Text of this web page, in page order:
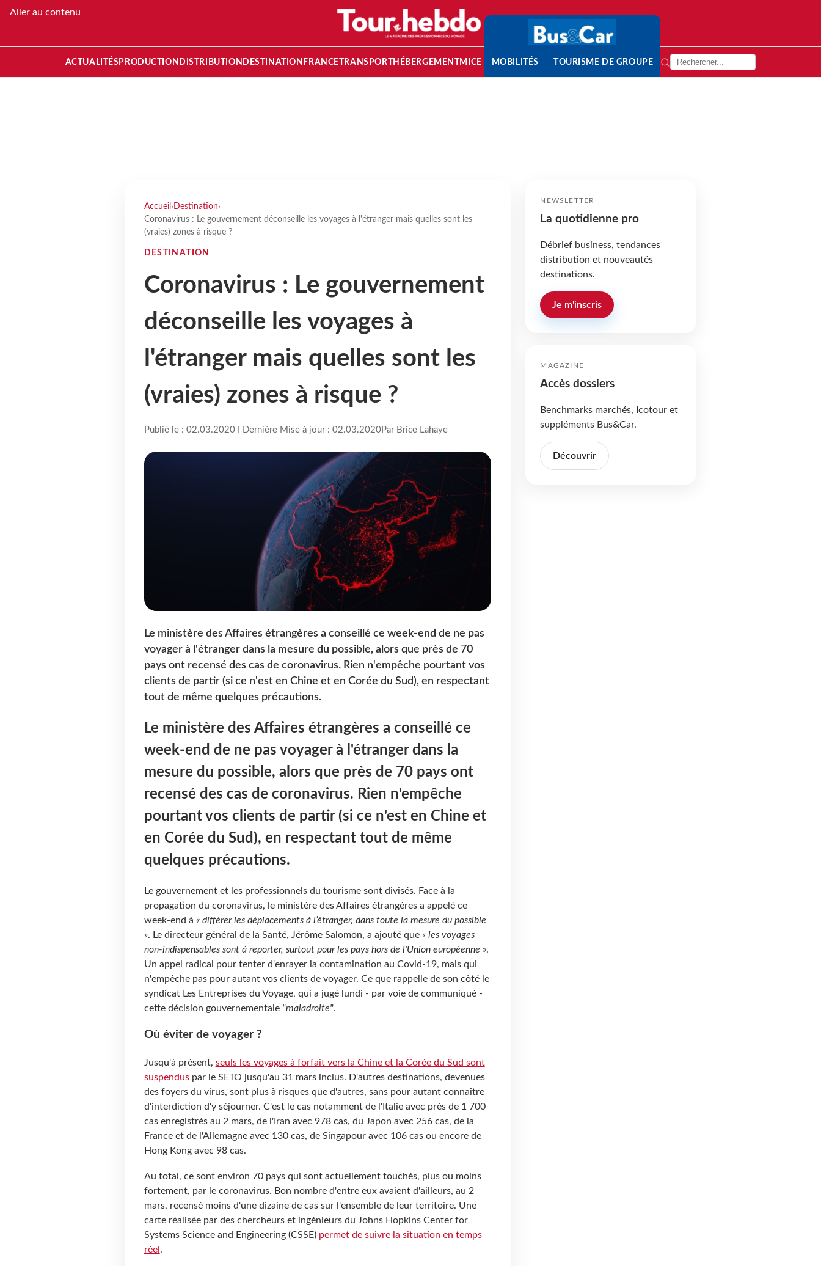
Aller au contenu
ACTUALITÉS PRODUCTION DISTRIBUTION DESTINATION FRANCETRANSPORT HÉBERGEMENTMICE MOBILITÉS TOURISME DE GROUPE
Accueil › Destination›
Coronavirus : Le gouvernement déconseille les voyages à l'étranger mais quelles sont les
(vraies) zones à risque ?
DESTINATION
Coronavirus : Le gouvernement
déconseille les voyages à
l'étranger mais quelles sont les
(vraies) zones à risque ?
Publié le : 02.03.2020 I Dernière Mise à jour : 02.03.2020Par Brice Lahaye
Le ministère des Affaires étrangères a conseillé ce week-end de ne pas
voyager à l'étranger dans la mesure du possible, alors que près de 70
pays ont recensé des cas de coronavirus. Rien n'empêche pourtant vos
clients de partir (si ce n'est en Chine et en Corée du Sud), en respectant
tout de même quelques précautions.
Le ministère des Affaires étrangères a conseillé ce
week-end de ne pas voyager à l'étranger dans la
mesure du possible, alors que près de 70 pays ont
recensé des cas de coronavirus. Rien n'empêche
pourtant vos clients de partir (si ce n'est en Chine et
en Corée du Sud), en respectant tout de même
quelques précautions.
Le gouvernement et les professionnels du tourisme sont divisés. Face à la
propagation du coronavirus, le ministère des Affaires étrangères a appelé ce
week-end à « différer les déplacements à l’étranger, dans toute la mesure du possible
». Le directeur général de la Santé, Jérôme Salomon, a ajouté que « les voyages
non-indispensables sont à reporter, surtout pour les pays hors de l'Union européenne ».
Un appel radical pour tenter d'enrayer la contamination au Covid-19, mais qui
n'empêche pas pour autant vos clients de voyager. Ce que rappelle de son côté le
syndicat Les Entreprises du Voyage, qui a jugé lundi - par voie de communiqué -
cette décision gouvernementale "maladroite".
Où éviter de voyager ?
Jusqu'à présent, seuls les voyages à forfait vers la Chine et la Corée du Sud sont
suspenduspar le SETO jusqu'au 31 mars inclus. D'autres destinations, devenues
des foyers du virus, sont plus à risques que d'autres, sans pour autant connaître
d'interdiction d'y séjourner. C'est le cas notamment de l'Italie avec près de 1 700
cas enregistrés au 2 mars, de l'Iran avec 978 cas, du Japon avec 256 cas, de la
France et de l'Allemagne avec 130 cas, de Singapour avec 106 cas ou encore de
Hong Kong avec 98 cas.
Au total, ce sont environ 70 pays qui sont actuellement touchés, plus ou moins
fortement, par le coronavirus. Bon nombre d'entre eux avaient d'ailleurs, au 2
mars, recensé moins d'une dizaine de cas sur l'ensemble de leur territoire. Une
carte réalisée par des chercheurs et ingénieurs du Johns Hopkins Center for
Systems Science and Engineering (CSSE) permet de suivre la situation en temps
réel .
NEWSLETTER
La quotidienne pro
Débrief business, tendances
distribution et nouveautés
destinations.
Je m'inscris
MAGAZINE
Accès dossiers
Benchmarks marchés, Icotour et
suppléments Bus&Car.
Découvrir